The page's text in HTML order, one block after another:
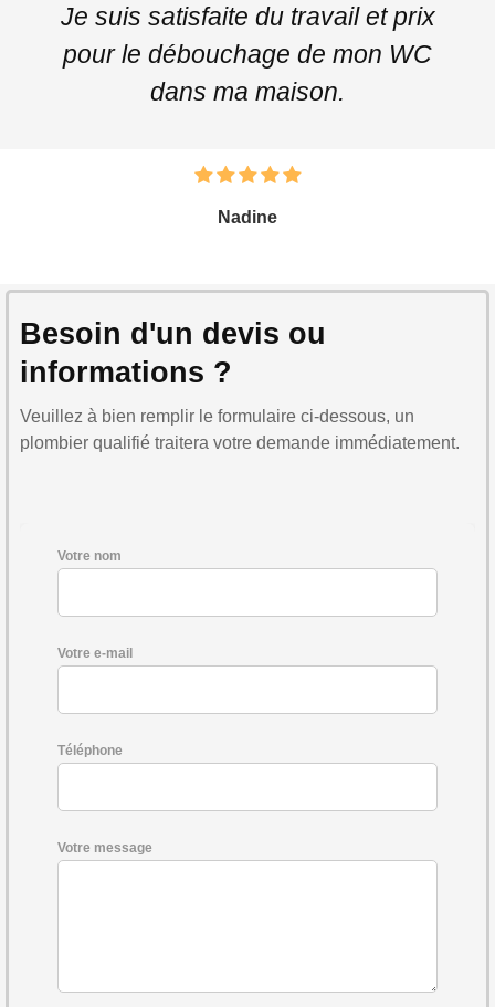
Je suis satisfaite du travail et prix
pour le débouchage de mon WC
dans ma maison.
Nadine
Besoin d'un devis ou
informations ?
Veuillez à bien remplir le formulaire ci-dessous, un
plombier qualifié traitera votre demande immédiatement.
Votre nom
Votre e-mail
Téléphone
Votre message